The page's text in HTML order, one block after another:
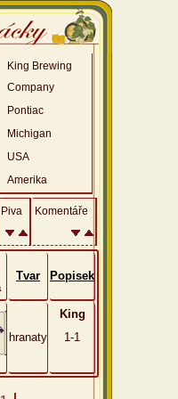
King Brewing
Company
Pontiac
Michigan
USA
Amerika
Piva Komentáře
Tvar Popisek
hranaty
King
1-1